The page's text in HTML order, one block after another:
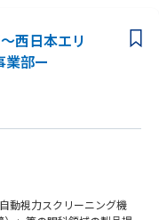
れており、複数施設をチ
ルに業務を分担し担当しま
の主担当）、CTMとのメ
じて施設訪問等、医療機関
の各タスクを実
西日本エリ
部ー
動視力スクリーニング機